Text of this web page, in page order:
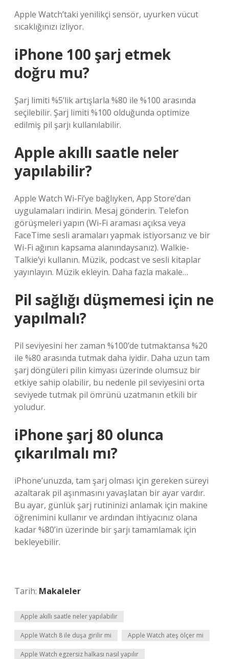
Apple Watch’taki yenilikçi sensör, uyurken vücut
sıcaklığınızı izliyor.
iPhone 100 şarj etmek
doğru mu?
Şarj limiti %5’lik artışlarla %80 ile %100 arasında
seçilebilir. Şarj limiti %100 olduğunda optimize
edilmiş pil şarjı kullanılabilir.
Apple akıllı saatle neler
yapılabilir?
Apple Watch Wi-Fi’ye bağlıyken, App Store’dan
uygulamaları indirin. Mesaj gönderin. Telefon
görüşmeleri yapın (Wi-Fi araması açıksa veya
FaceTime sesli aramaları yapmak istiyorsanız ve bir
Wi-Fi ağının kapsama alanındaysanız). Walkie-
Talkie’yi kullanın. Müzik, podcast ve sesli kitaplar
yayınlayın. Müzik ekleyin. Daha fazla makale…
Pil sağlığı düşmemesi için ne
yapılmalı?
Pil seviyesini her zaman %100’de tutmaktansa %20
ile %80 arasında tutmak daha iyidir. Daha uzun tam
şarj döngüleri pilin kimyası üzerinde olumsuz bir
etkiye sahip olabilir, bu nedenle pil seviyesini orta
seviyede tutmak pil ömrünü uzatmanın etkili bir
yoludur.
iPhone şarj 80 olunca
çıkarılmalı mı?
iPhone’unuzda, tam şarj olması için gereken süreyi
azaltarak pil aşınmasını yavaşlatan bir ayar vardır.
Bu ayar, günlük şarj rutininizi anlamak için makine
öğrenimini kullanır ve ardından ihtiyacınız olana
kadar %80’in üzerinde bir şarjı tamamlamak için
bekleyebilir.
Tarih: Makaleler
Apple akıllı saatle neler yapılabilir
Apple Watch 8 ile duşa girilir mi Apple Watch ateş ölçer mi
Apple Watch egzersiz halkası nasıl yapılır